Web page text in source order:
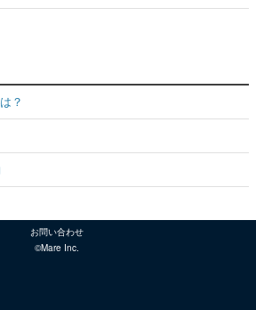
？
お問い合わせ
©Mare Inc.